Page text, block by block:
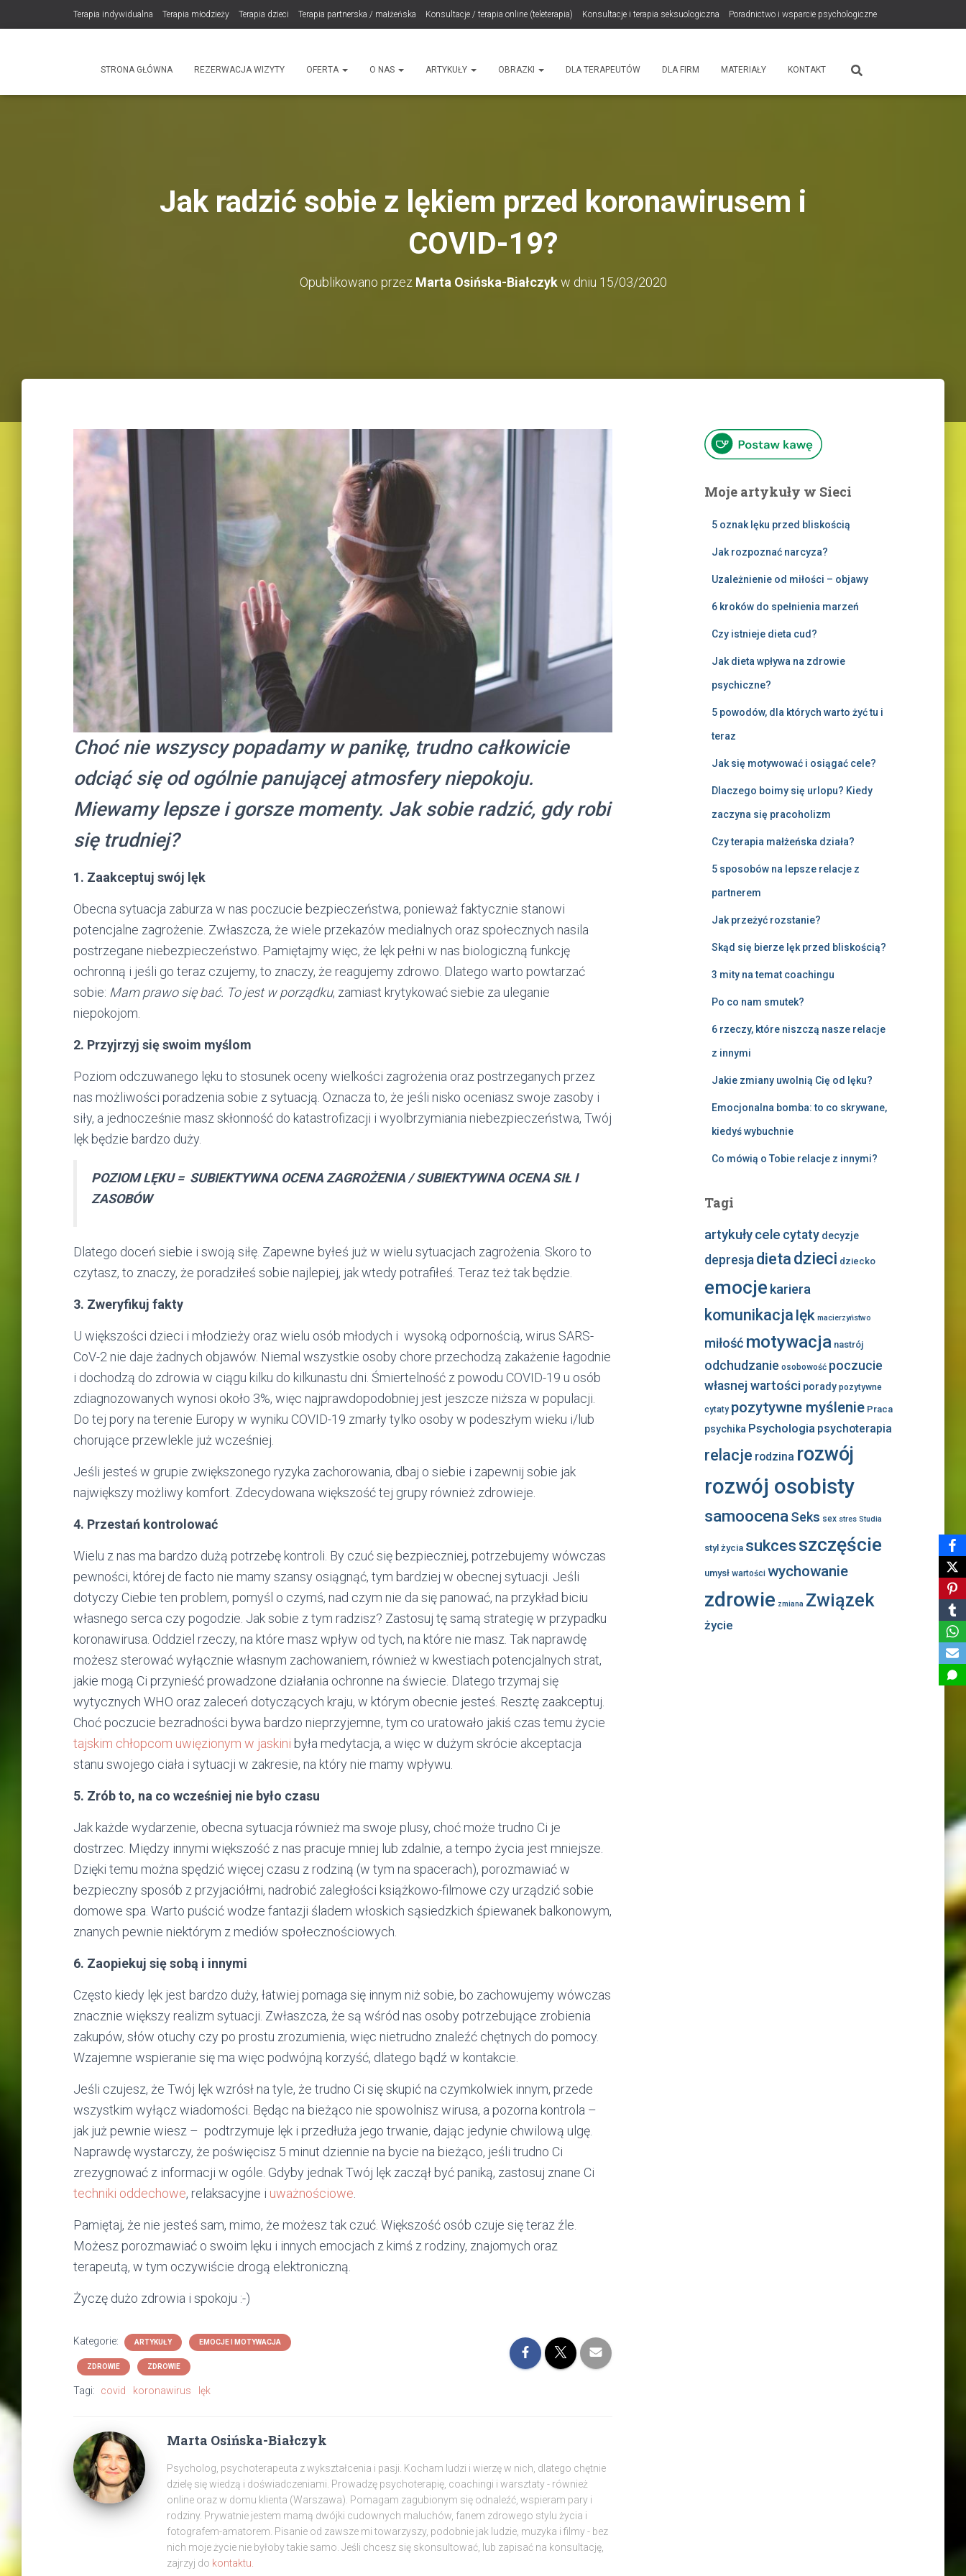
Terapia indywidualna Terapia młodzieży Terapia dzieci Terapia partnerska / małżeńska Konsultacje / terapia online (teleterapia) Konsultacje i terapia seksuologiczna Poradnictwo i wsparcie psychologiczne
ProduktySTRONA GŁÓWNA REZERWACJA WIZYTY OFERTA O NAS ARTYKUŁY OBRAZKI DLA TERAPEUTÓW DLA FIRM MATERIAŁY KONTAKT
Jak radzić sobie z lękiem przed koronawirusem i
COVID-19?
Opublikowano przez Marta Osińska-Białczykw dniu 15/03/2020
Choć nie wszyscy popadamy w panikę, trudno całkowicie
odciąć się od ogólnie panującej atmosfery niepokoju.
Miewamy lepsze i gorsze momenty. Jak sobie radzić, gdy robi
się trudniej?
1. Zaakceptuj swój lęk
Obecna sytuacja zaburza w nas poczucie bezpieczeństwa, ponieważ faktycznie stanowi
potencjalne zagrożenie. Zwłaszcza, że wiele przekazów medialnych oraz społecznych nasila
postrzegane niebezpieczeństwo. Pamiętajmy więc, że lęk pełni w nas biologiczną funkcję
ochronną i jeśli go teraz czujemy, to znaczy, że reagujemy zdrowo. Dlatego warto powtarzać
sobie: Mam prawo się bać. To jest w porządku, zamiast krytykować siebie za uleganie
niepokojom.
2. Przyjrzyj się swoim myślom
Poziom odczuwanego lęku to stosunek oceny wielkości zagrożenia oraz postrzeganych przez
nas możliwości poradzenia sobie z sytuacją. Oznacza to, że jeśli nisko oceniasz swoje zasoby i
siły, a jednocześnie masz skłonność do katastrofizacji i wyolbrzymiania niebezpieczeństwa, Twój
lęk będzie bardzo duży.
POZIOM LĘKU = SUBIEKTYWNA OCENA ZAGROŻENIA / SUBIEKTYWNA OCENA SIŁ I
ZASOBÓW
Dlatego doceń siebie i swoją siłę. Zapewne byłeś już w wielu sytuacjach zagrożenia. Skoro to
czytasz, to znaczy, że poradziłeś sobie najlepiej, jak wtedy potrafiłeś. Teraz też tak będzie.
3. Zweryfikuj fakty
U większości dzieci i młodzieży oraz wielu osób młodych i wysoką odpornością, wirus SARS-
CoV-2 nie daje żadnych objawów. Niemal wszystkie osoby chore przechodzą zakażenie łagodnie
i dochodzą do zdrowia w ciągu kilku do kilkunastu dni. Śmiertelność z powodu COVID-19 u osób
zdiagnozowanych wynosi około 3%, więc najprawdopodobniej jest jeszcze niższa w populacji.
Do tej pory na terenie Europy w wyniku COVID-19 zmarły tylko osoby w podeszłym wieku i/lub
chorujące przewlekle już wcześniej.
Jeśli jesteś w grupie zwiększonego ryzyka zachorowania, dbaj o siebie i zapewnij sobie jak
największy możliwy komfort. Zdecydowana większość tej grupy również zdrowieje.
4. Przestań kontrolować
Wielu z nas ma bardzo dużą potrzebę kontroli. By czuć się bezpieczniej, potrzebujemy wówczas
pewności, której de facto nie mamy szansy osiągnąć, tym bardziej w obecnej sytuacji. Jeśli
dotyczy Ciebie ten problem, pomyśl o czymś, nad czym nie da się panować, na przykład biciu
własnego serca czy pogodzie. Jak sobie z tym radzisz? Zastosuj tę samą strategię w przypadku
koronawirusa. Oddziel rzeczy, na które masz wpływ od tych, na które nie masz. Tak naprawdę
możesz sterować wyłącznie własnym zachowaniem, również w kwestiach potencjalnych strat,
jakie mogą Ci przynieść prowadzone działania ochronne na świecie. Dlatego trzymaj się
wytycznych WHO oraz zaleceń dotyczących kraju, w którym obecnie jesteś. Resztę zaakceptuj.
Choć poczucie bezradności bywa bardzo nieprzyjemne, tym co uratowało jakiś czas temu życie
tajskim chłopcom uwięzionym w jaskini była medytacja, a więc w dużym skrócie akceptacja
stanu swojego ciała i sytuacji w zakresie, na który nie mamy wpływu.
5. Zrób to, na co wcześniej nie było czasu
Jak każde wydarzenie, obecna sytuacja również ma swoje plusy, choć może trudno Ci je
dostrzec. Między innymi większość z nas pracuje mniej lub zdalnie, a tempo życia jest mniejsze.
Dzięki temu można spędzić więcej czasu z rodziną (w tym na spacerach), porozmawiać w
bezpieczny sposób z przyjaciółmi, nadrobić zaległości książkowo-filmowe czy urządzić sobie
domowe spa. Warto puścić wodze fantazji śladem włoskich sąsiedzkich śpiewanek balkonowym,
znanych pewnie niektórym z mediów społecznościowych.
6. Zaopiekuj się sobą i innymi
Często kiedy lęk jest bardzo duży, łatwiej pomaga się innym niż sobie, bo zachowujemy wówczas
znacznie większy realizm sytuacji. Zwłaszcza, że są wśród nas osoby potrzebujące zrobienia
zakupów, słów otuchy czy po prostu zrozumienia, więc nietrudno znaleźć chętnych do pomocy.
Wzajemne wspieranie się ma więc podwójną korzyść, dlatego bądź w kontakcie.
Jeśli czujesz, że Twój lęk wzrósł na tyle, że trudno Ci się skupić na czymkolwiek innym, przede
wszystkim wyłącz wiadomości. Będąc na bieżąco nie spowolnisz wirusa, a pozorna kontrola –
jak już pewnie wiesz – podtrzymuje lęk i przedłuża jego trwanie, dając jedynie chwilową ulgę.
Naprawdę wystarczy, że poświęcisz 5 minut dziennie na bycie na bieżąco, jeśli trudno Ci
zrezygnować z informacji w ogóle. Gdyby jednak Twój lęk zaczął być paniką, zastosuj znane Ci
techniki oddechowe, relaksacyjne i uważnościowe
Pamiętaj, że nie jesteś sam, mimo, że możesz tak czuć. Większość osób czuje się teraz źle.
Możesz porozmawiać o swoim lęku i innych emocjach z kimś z rodziny, znajomych oraz
terapeutą, w tym oczywiście drogą elektroniczną.
Życzę dużo zdrowia i spokoju :-)
Kategorie: ARTYKUŁY EMOCJE I MOTYWACJA
ZDROWIE ZDROWIE
Tagi: covid koronawirus lęk
Marta Osińska-Białczyk
Psycholog, psychoterapeuta z wykształcenia i pasji. Kocham ludzi i wierzę w nich, dlatego chętnie
dzielę się wiedzą i doświadczeniami. Prowadzę psychoterapię, coachingi i warsztaty - również
online oraz w domu klienta (Warszawa). Pomagam zagubionym się odnaleźć, wspieram pary i
rodziny. Prywatnie jestem mamą dwójki cudownych maluchów, fanem zdrowego stylu życia i
fotografem-amatorem. Pisanie od zawsze mi towarzyszy, podobnie jak ludzie, muzyka i filmy - bez
nich moje życie nie byłoby takie samo. Jeśli chcesz się skonsultować, lub zapisać na konsultację,
zajrzyj do kontaktu.
Moje artykuły w Sieci
5 oznak lęku przed bliskością
Jak rozpoznać narcyza?
Uzależnienie od miłości – objawy
6 kroków do spełnienia marzeń
Czy istnieje dieta cud?
Jak dieta wpływa na zdrowie
psychiczne?
5 powodów, dla których warto żyć tu i
teraz
Jak się motywować i osiągać cele?
Dlaczego boimy się urlopu? Kiedy
zaczyna się pracoholizm
Czy terapia małżeńska działa?
5 sposobów na lepsze relacje z
partnerem
Jak przeżyć rozstanie?
Skąd się bierze lęk przed bliskością?
3 mity na temat coachingu
Po co nam smutek?
6 rzeczy, które niszczą nasze relacje
z innymi
Jakie zmiany uwolnią Cię od lęku?
Emocjonalna bomba: to co skrywane,
kiedyś wybuchnie
Co mówią o Tobie relacje z innymi?
Tagi
artykuły cele cytaty decyzje
depresja dieta dzieci dziecko
emocje kariera
komunikacja lęk macierzyństwo
miłość motywacja nastrój
odchudzanie osobowość poczucie
własnej wartości porady pozytywne
cytaty pozytywne myślenie Praca
psychika Psychologia psychoterapia
relacje rodzina rozwój
rozwój osobisty
samoocena Seks sex stres Studia
styl życia sukcesszczęście
umysł wartości wychowanie
zdrowie zmiana Związek
życie